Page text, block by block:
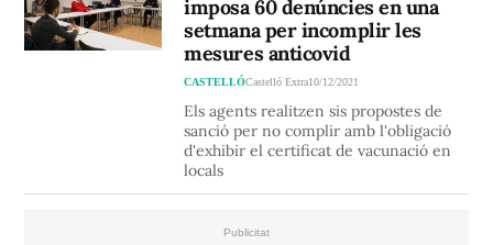
imposa 60 denúncies en una
setmana per incomplir les
mesures anticovid
CASTELLÓCastelló Extra10/12/2021
Els agents realitzen sis propostes de
sanció per no complir amb l'obligació
d'exhibir el certificat de vacunació en
locals